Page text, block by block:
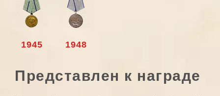
1945 1948
Представлен к награде